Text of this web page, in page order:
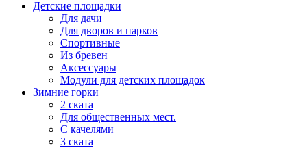
Детские площадки
Для дачи
Для дворов и парков
Спортивные
Из бревен
Аксессуары
Модули для детских площадок
Зимние горки
2 ската
Для общественных мест.
С качелями
3 ската